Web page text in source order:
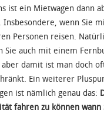
ist ein Mietwagen dann
Insbesondere, wenn Sie
Personen reisen.
Sie auch mit einem
damit ist man doch
Ein weiterer
ist nämlich genau das:
fahren zu können wann